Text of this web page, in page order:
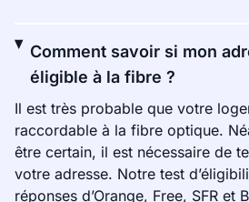
Comment savoir si mon
éligible à la fibre ?
Il est très probable que votre
raccordable à la fibre optique.
être certain, il est nécessaire de
votre adresse. Notre test
réponses d’Orange, Free, SFR et